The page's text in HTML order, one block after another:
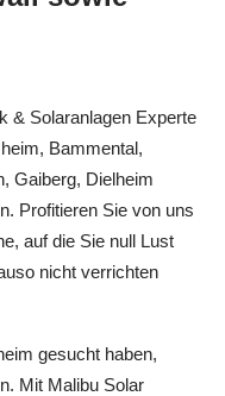
& Solaranlagen Experte
Bammental,
Gaiberg, Dielheim
Profitieren Sie von uns
auf die Sie null Lust
nicht verrichten
gesucht haben,
Mit Malibu Solar